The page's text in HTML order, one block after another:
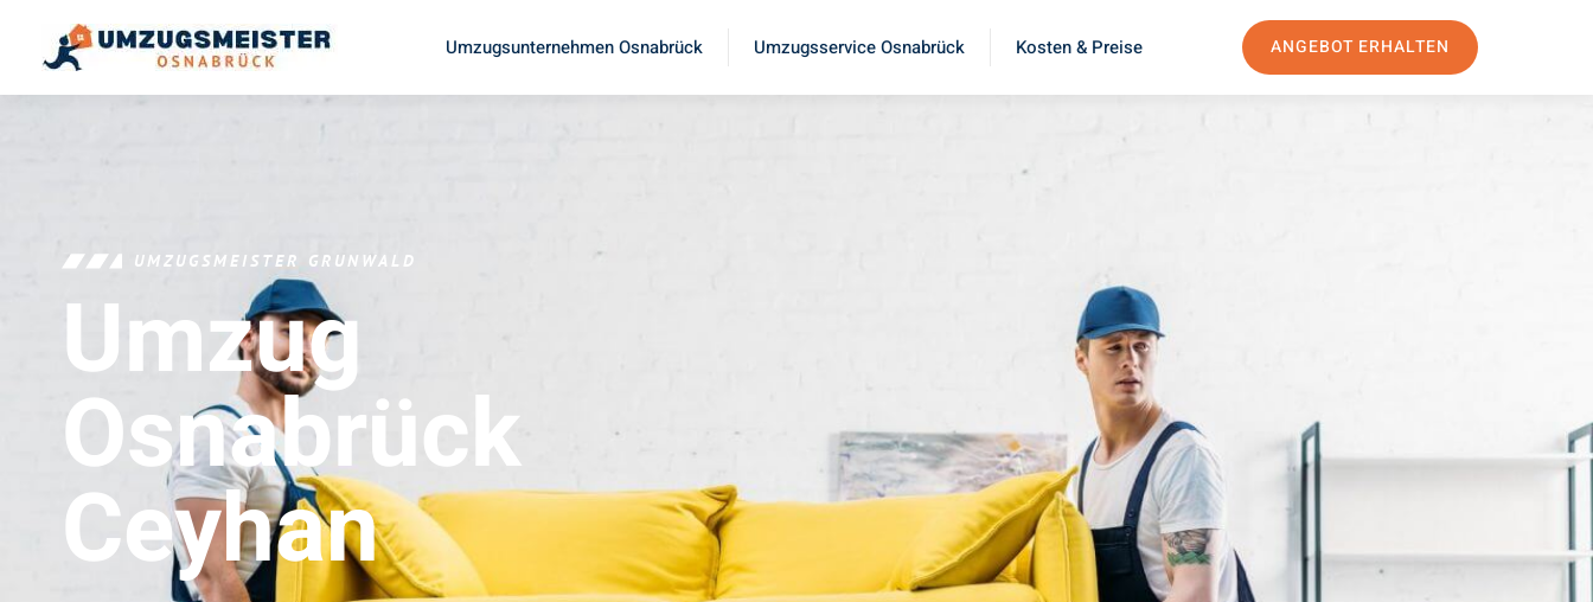
Umzugsunternehmen Osnabrück Umzugsservice Osnabrück Kosten & Preise ANGEBOT ERHALTEN
UMZUGSMEISTER GRUNWALD
Umzug
Osnabrück
Ceyhan